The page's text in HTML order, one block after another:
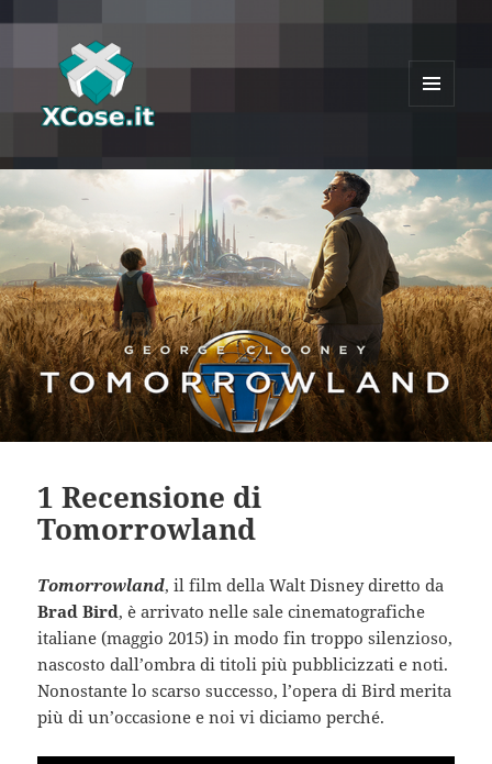
XCose
1 Recensione di
Tomorrowland
Tomorrowland, il film della Walt Disney diretto da
Brad Bird, è arrivato nelle sale cinematografiche
italiane (maggio 2015) in modo fin troppo silenzioso,
nascosto dall’ombra di titoli più pubblicizzati e noti.
Nonostante lo scarso successo, l’opera di Bird merita
più di un’occasione e noi vi diciamo perché.